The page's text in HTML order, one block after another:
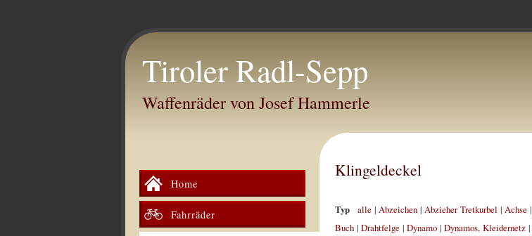
Tiroler Radl-Sepp
Waffenräder von Josef Hammerle
Home
Fahrräder
Klingeldeckel
Typ alle| Abzeichen| Abzieher Tretkurbel | Achse|
Buch| Drahtfelge| Dynamo| Dynamos, Kleidernetz|